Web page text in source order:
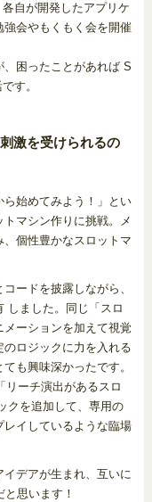
自が開発したアプリケ
会やもくもく会を開催
困ったことがあれば S
す。
激を受けられるの
始めてみよう！」とい
マシン作りに挑戦。メ
個性豊かなスロットマ
ードを披露しながら、
しました。同じ「スロ
ーションを加えて視覚
ロジックに力を入れる
も興味深かったです。
リーチ演出があるスロ
クを追加して、専用の
イしているような臨場
デアが生まれ、互いに
思います！